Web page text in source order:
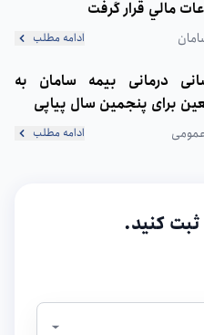
مالي قرار گرفت
ادامه مطلب
درمانی بیمه سامان به
برای پنجمین سال پیاپی
ادامه مطلب
ثبت کنید.